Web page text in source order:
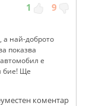
1 9
а най-доброто
показва
е
бие! Ще
коментар